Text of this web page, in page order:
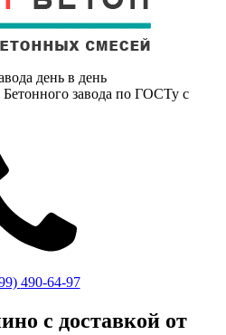
день в день
завода по ГОСТу с
490-64-97
с доставкой от